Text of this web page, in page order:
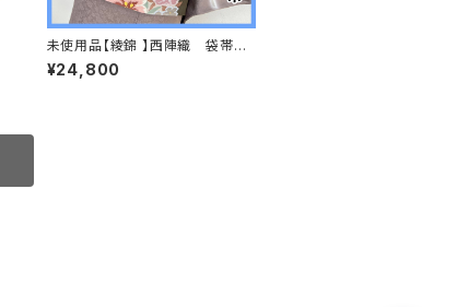
未使用品【綾錦 】西陣織 袋帯
正絹 s667
¥24,800